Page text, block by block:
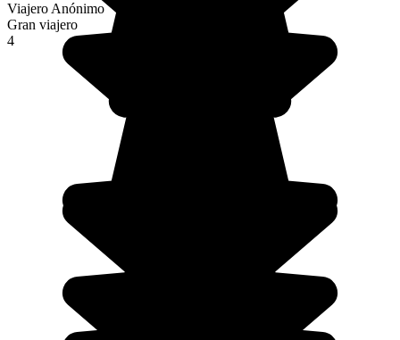
Viajero Anónimo
Gran viajero
4